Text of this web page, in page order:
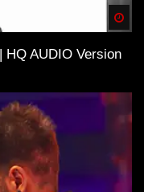
HQ AUDIO Version